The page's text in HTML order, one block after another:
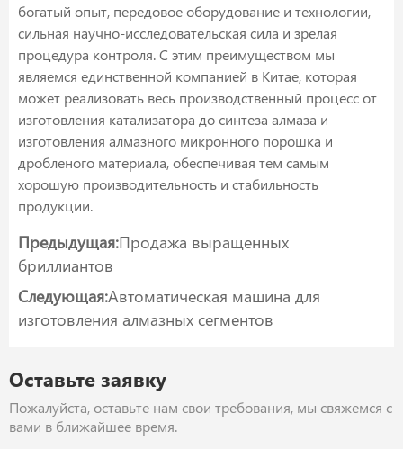
богатый опыт, передовое оборудование и технологии,
сильная научно-исследовательская сила и зрелая
процедура контроля. С этим преимуществом мы
являемся единственной компанией в Китае, которая
может реализовать весь производственный процесс от
изготовления катализатора до синтеза алмаза и
изготовления алмазного микронного порошка и
дробленого материала, обеспечивая тем самым
хорошую производительность и стабильность
продукции.
Предыдущая:Продажа выращенных
бриллиантов
Следующая:Автоматическая машина для
изготовления алмазных сегментов
Оставьте заявку
Пожалуйста, оставьте нам свои требования, мы свяжемся с
вами в ближайшее время.